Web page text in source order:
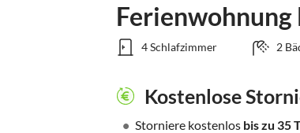
Ferienwohnung
4 Schlafzimmer 2
Kostenlose
• Storniere kostenlos bis zu 35